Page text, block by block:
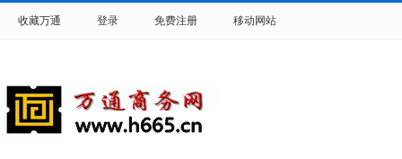
收藏万通 登录 免费注册 移动网站